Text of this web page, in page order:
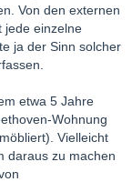
Von den externen
jede einzelne
ja der Sinn solcher
etwa 5 Jahre
Wohnung
Vielleicht
daraus zu machen